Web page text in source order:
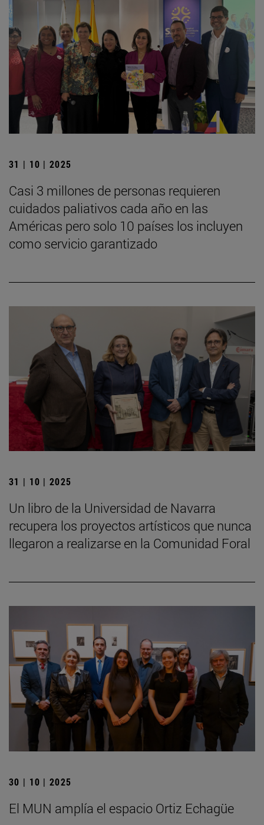
31 | 10 | 2025
Casi 3 millones de personas requieren
cuidados paliativos cada año en las
Américas pero solo 10 países los incluyen
como servicio garantizado
31 | 10 | 2025
Un libro de la Universidad de Navarra
recupera los proyectos artísticos que nunca
llegaron a realizarse en la Comunidad Foral
30 | 10 | 2025
El MUN amplía el espacio Ortiz Echagüe